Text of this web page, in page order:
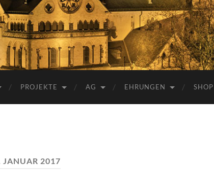
PROJEKTE AG EHRUNGEN SHOP
JANUAR 2017